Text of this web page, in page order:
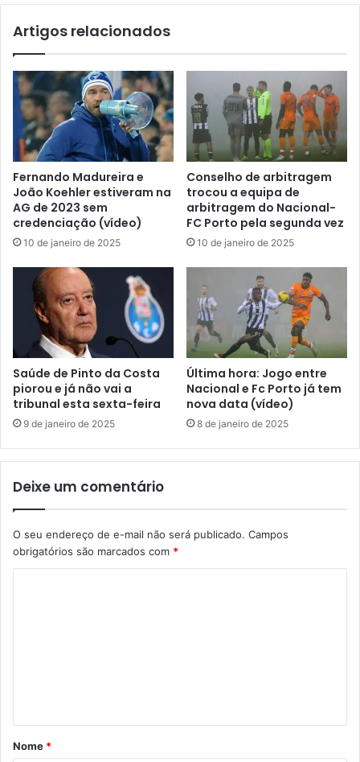
Artigos relacionados
Fernando Madureira e
João Koehler estiveram na
AG de 2023 sem
credenciação (vídeo)
10 de janeiro de 2025
Conselho de arbitragem
trocou a equipa de
arbitragem do Nacional-
FC Porto pela segunda vez
10 de janeiro de 2025
Saúde de Pinto da Costa
piorou e já não vai a
tribunal esta sexta-feira
9 de janeiro de 2025
Última hora: Jogo entre
Nacional e Fc Porto já tem
nova data (vídeo)
8 de janeiro de 2025
Deixe um comentário
O seu endereço de e-mail não será publicado. Campos
obrigatórios são marcados com *
á
r
Nome *